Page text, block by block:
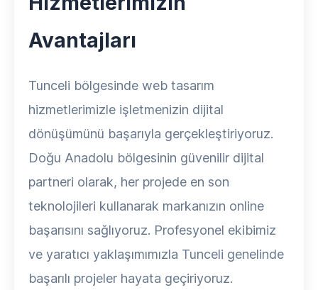
Avantajları
Tunceli bölgesinde web tasarım
hizmetlerimizle işletmenizin dijital
dönüşümünü başarıyla gerçekleştiriyoruz.
Doğu Anadolu bölgesinin güvenilir dijital
partneri olarak, her projede en son
teknolojileri kullanarak markanızın online
başarısını sağlıyoruz. Profesyonel ekibimiz
ve yaratıcı yaklaşımımızla Tunceli genelinde
başarılı projeler hayata geçiriyoruz.